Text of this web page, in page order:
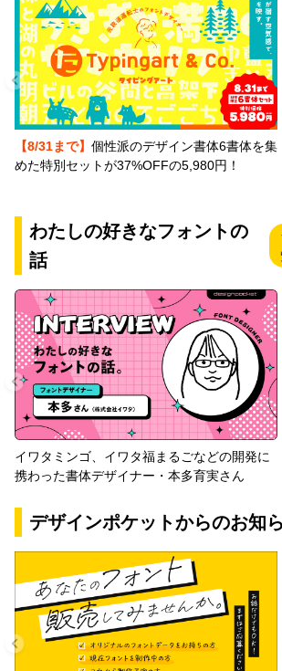
【8/31まで】 個性派のデザイン書体6書体を集
めた特別セットが37%OFFの5,980円！
わたしの好きなフォントの
話
イワタミンゴ、イワタ福まるごなどの開発に
携わった書体デザイナー・本多育実さん
デザインポケットからのお知